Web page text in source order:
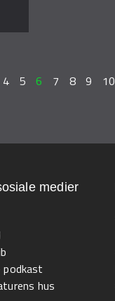
4 5 6 7 8 9 10
medier
podkast
hus